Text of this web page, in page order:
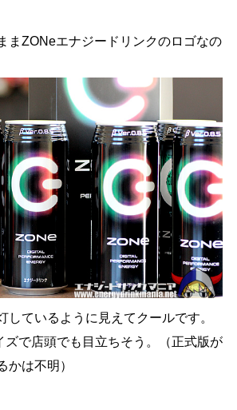
まZONeエナジードリンクのロゴなの
しているように見えてクールです。
ズで店頭でも目立ちそう。（正式版が
かは不明）